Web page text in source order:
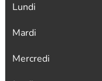
Lundi
Mardi
Mercredi